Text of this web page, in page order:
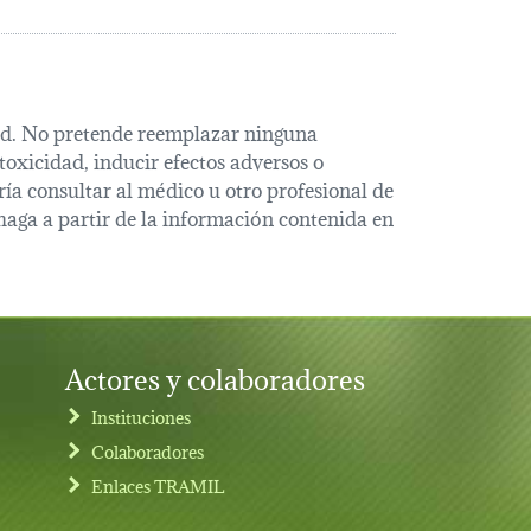
No pretende reemplazar ninguna
inducir efectos adversos o
consultar al médico u otro profesional de
a partir de la información contenida en
Actores y colaboradores
Instituciones
Colaboradores
Enlaces TRAMIL